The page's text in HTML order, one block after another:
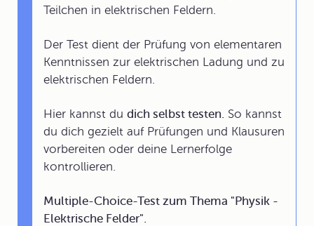
Teilchen in elektrischen Feldern.
Der Test dient der Prüfung von elementaren
Kenntnissen zur elektrischen Ladung und zu
elektrischen Feldern.
Hier kannst du dich selbst testen. So kannst
du dich gezielt auf Prüfungen und Klausuren
vorbereiten oder deine Lernerfolge
kontrollieren.
Multiple-Choice-Test zum Thema "Physik -
Elektrische Felder".